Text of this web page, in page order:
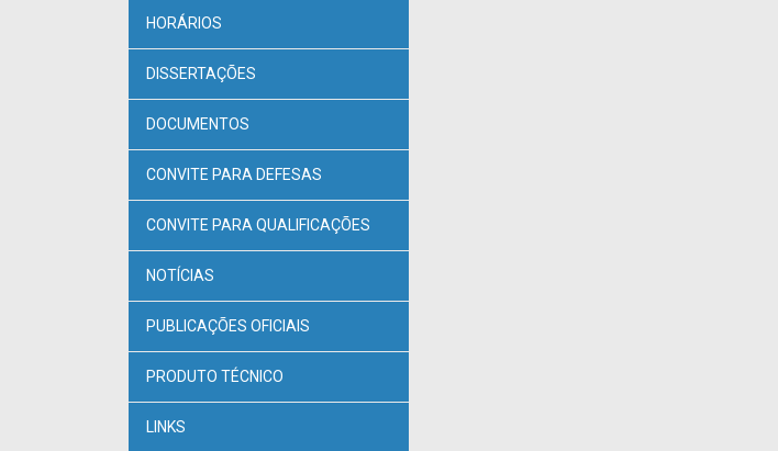
HORÁRIOS
DISSERTAÇÕES
DOCUMENTOS
CONVITE PARA DEFESAS
CONVITE PARA QUALIFICAÇÕES
NOTÍCIAS
PUBLICAÇÕES OFICIAIS
PRODUTO TÉCNICO
LINKS